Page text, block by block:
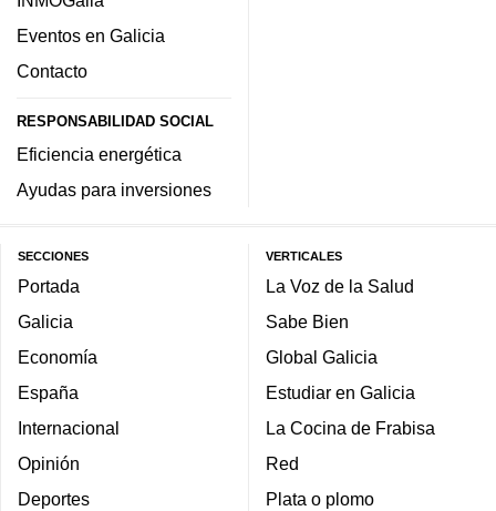
Eventos en Galicia
Contacto
RESPONSABILIDAD SOCIAL
Eficiencia energética
Ayudas para inversiones
SECCIONES
Portada
Galicia
Economía
España
Internacional
Opinión
Deportes
VERTICALES
La Voz de la Salud
Sabe Bien
Global Galicia
Estudiar en Galicia
La Cocina de Frabisa
Red
Plata o plomo